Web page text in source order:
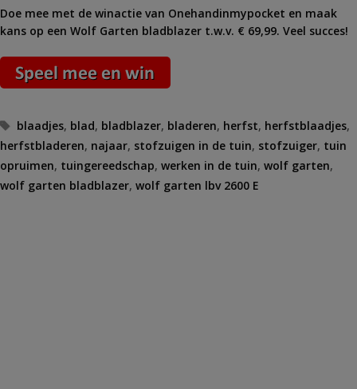
Doe mee met de winactie van Onehandinmypocket en maak
kans op een Wolf Garten bladblazer t.w.v. € 69,99. Veel succes!
Tags
blaadjes, blad, bladblazer, bladeren, herfst, herfstblaadjes,
herfstbladeren, najaar, stofzuigen in de tuin, stofzuiger, tuin
opruimen, tuingereedschap, werken in de tuin, wolf garten,
wolf garten bladblazer, wolf garten lbv 2600 E